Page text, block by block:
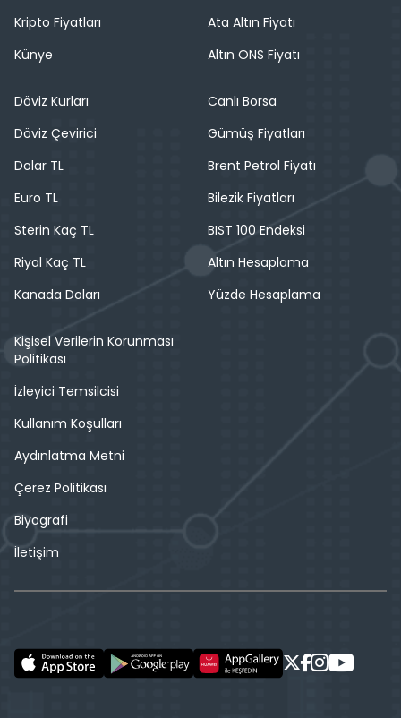
Kripto Fiyatları
Künye
Ata Altın Fiyatı
Altın ONS Fiyatı
Döviz Kurları
Döviz Çevirici
Dolar TL
Euro TL
Sterin Kaç TL
Riyal Kaç TL
Kanada Doları
Canlı Borsa
Gümüş Fiyatları
Brent Petrol Fiyatı
Bilezik Fiyatları
BIST 100 Endeksi
Altın Hesaplama
Yüzde Hesaplama
Kişisel Verilerin Korunması
Politikası
İzleyici Temsilcisi
Kullanım Koşulları
Aydınlatma Metni
Çerez Politikası
Biyografi
İletişim